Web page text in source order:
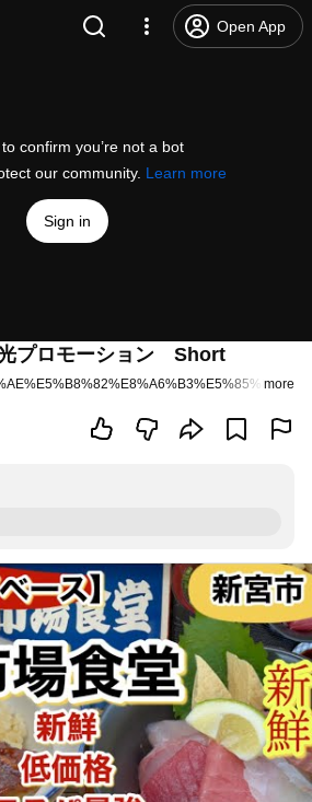
Open App
confirm you’re not a bot
our community. Learn more
Sign in
プロモーション Short
more